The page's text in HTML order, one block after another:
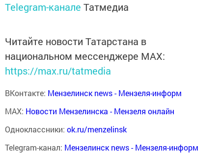
Telegram-канале Татмедиа
Читайте новости Татарстана в
национальном мессенджере MАХ:
https://max.ru/tatmedia
ВКонтакте: Мензелинск news - Мензеля-информ
MAX: Новости Мензелинска - Мензеля онлайн
Одноклассники: ok.ru/menzelinsk
Telegram-канал: Мензелинск news - Мензеля-информ